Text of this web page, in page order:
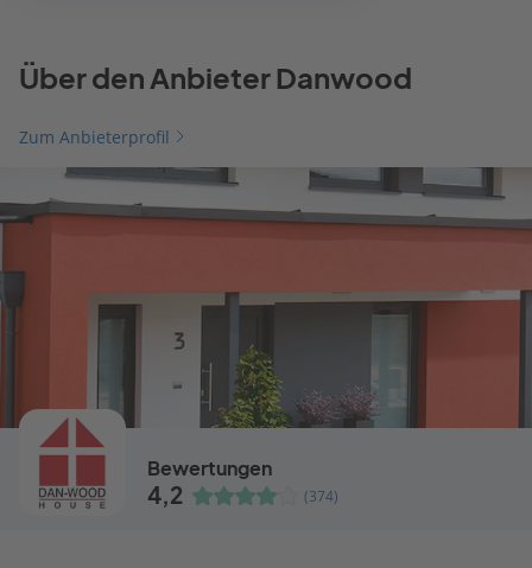
Über den Anbieter Danwood
Zum Anbieterprofil
Bewertungen
4,2 (374)